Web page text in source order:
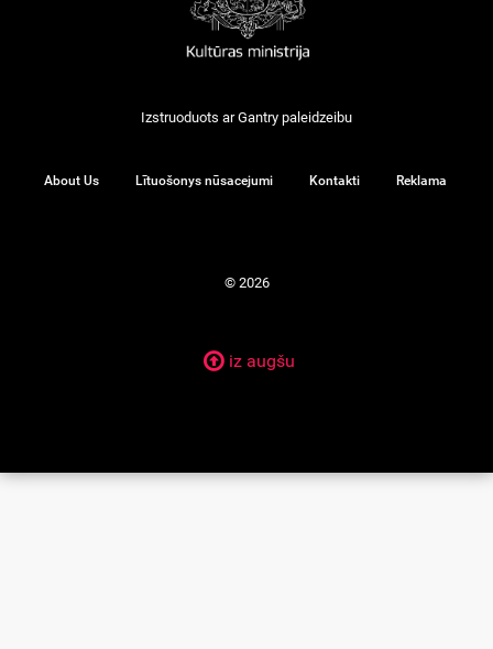
Izstruoduots arGantry paleidzeibu
About Us Lītuošonys nūsacejumi Kontakti Reklama
© 2026
iz augšu